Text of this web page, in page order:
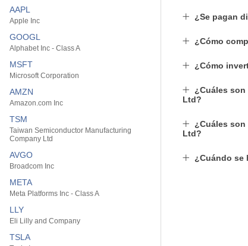
AAPL
Apple Inc
GOOGL
Alphabet Inc - Class A
MSFT
Microsoft Corporation
AMZN
Amazon.com Inc
TSM
Taiwan Semiconductor Manufacturing
Company Ltd
AVGO
Broadcom Inc
META
Meta Platforms Inc - Class A
LLY
Eli Lilly and Company
TSLA
¿Se pagan
¿Cómo
¿Cómo
¿Cuáles
Ltd?
¿Cuáles
Ltd?
¿Cuándo se